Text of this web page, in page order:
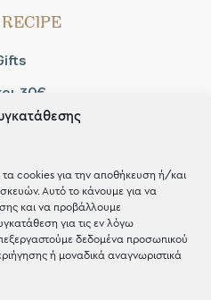
τα cookies για την αποθήκευση ή/και
Αυτό το κάνουμε για να
και να προβάλλουμε
για τις εν λόγω
δεδομένα προσωπικού
ή μοναδικά αναγνωριστικά
30€